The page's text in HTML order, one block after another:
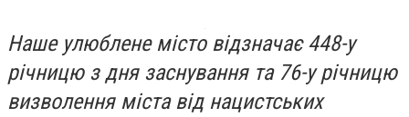
Наше улюблене місто відзначає 448-у
річницю з дня заснування та 76-у річницю
визволення міста від нацистських